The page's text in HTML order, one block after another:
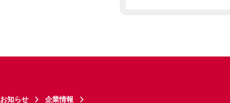
お知らせ 企業情報